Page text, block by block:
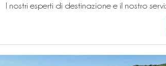
I nostri esperti di destinazione e il nostro